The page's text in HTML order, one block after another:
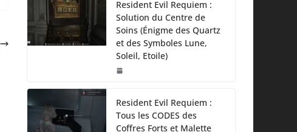
Resident Evil Requiem :
Solution du Centre de
Soins (Énigme des Quartz
et des Symboles Lune,
Soleil, Etoile)
Resident Evil Requiem :
Tous les CODES des
Coffres Forts et Malette